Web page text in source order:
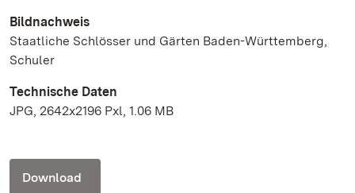
Bildnachweis
Staatliche Schlösser und Gärten Baden-Württemberg,
Schuler
Technische Daten
JPG, 2642x2196 Pxl, 1.06 MB
Download